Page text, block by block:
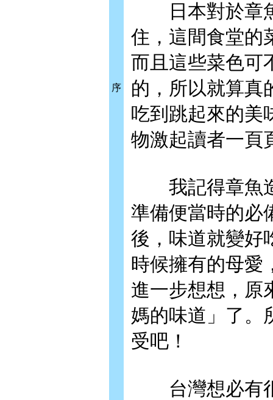
序
日本對於章魚
住，這間食堂的
而且這些菜色可
的，所以就算真
吃到跳起來的美
物激起讀者一頁
我記得章魚造
準備便當時的必
後，味道就變好
時候擁有的母愛
進一步想想，原
媽的味道」了。
受吧！
台灣想必有很